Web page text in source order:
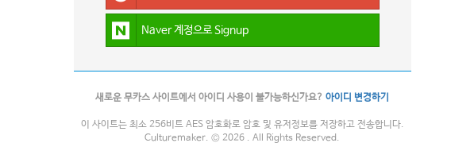
Naver 계정으로 Signup
새로운 무카스 사이트에서 아이디 사용이 불가능하신가요? 아이디 변경하기
이 사이트는 최소 256비트 AES 암호화로 암호 및 유저정보를 저장하고 전송합니다.
Culturemaker. © 2026 . All Rights Reserved.